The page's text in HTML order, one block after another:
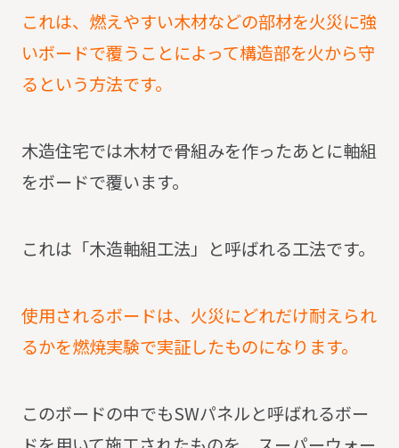
これは、燃えやすい木材などの部材を火災に強
いボードで覆うことによって構造部を火から守
るという方法です。
木造住宅では木材で骨組みを作ったあとに軸組
をボードで覆います。
これは「木造軸組工法」と呼ばれる工法です。
使用されるボードは、火災にどれだけ耐えられ
るかを燃焼実験で実証したものになります。
このボードの中でもSWパネルと呼ばれるボー